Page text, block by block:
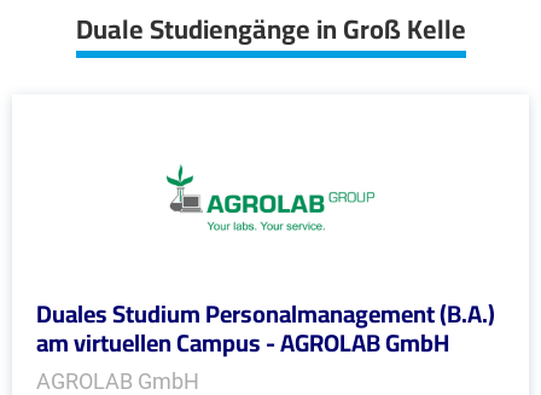
Duale Studiengänge in Groß Kelle
Duales Studium Personalmanagement (B.A.)
am virtuellen Campus - AGROLAB GmbH
AGROLAB GmbH